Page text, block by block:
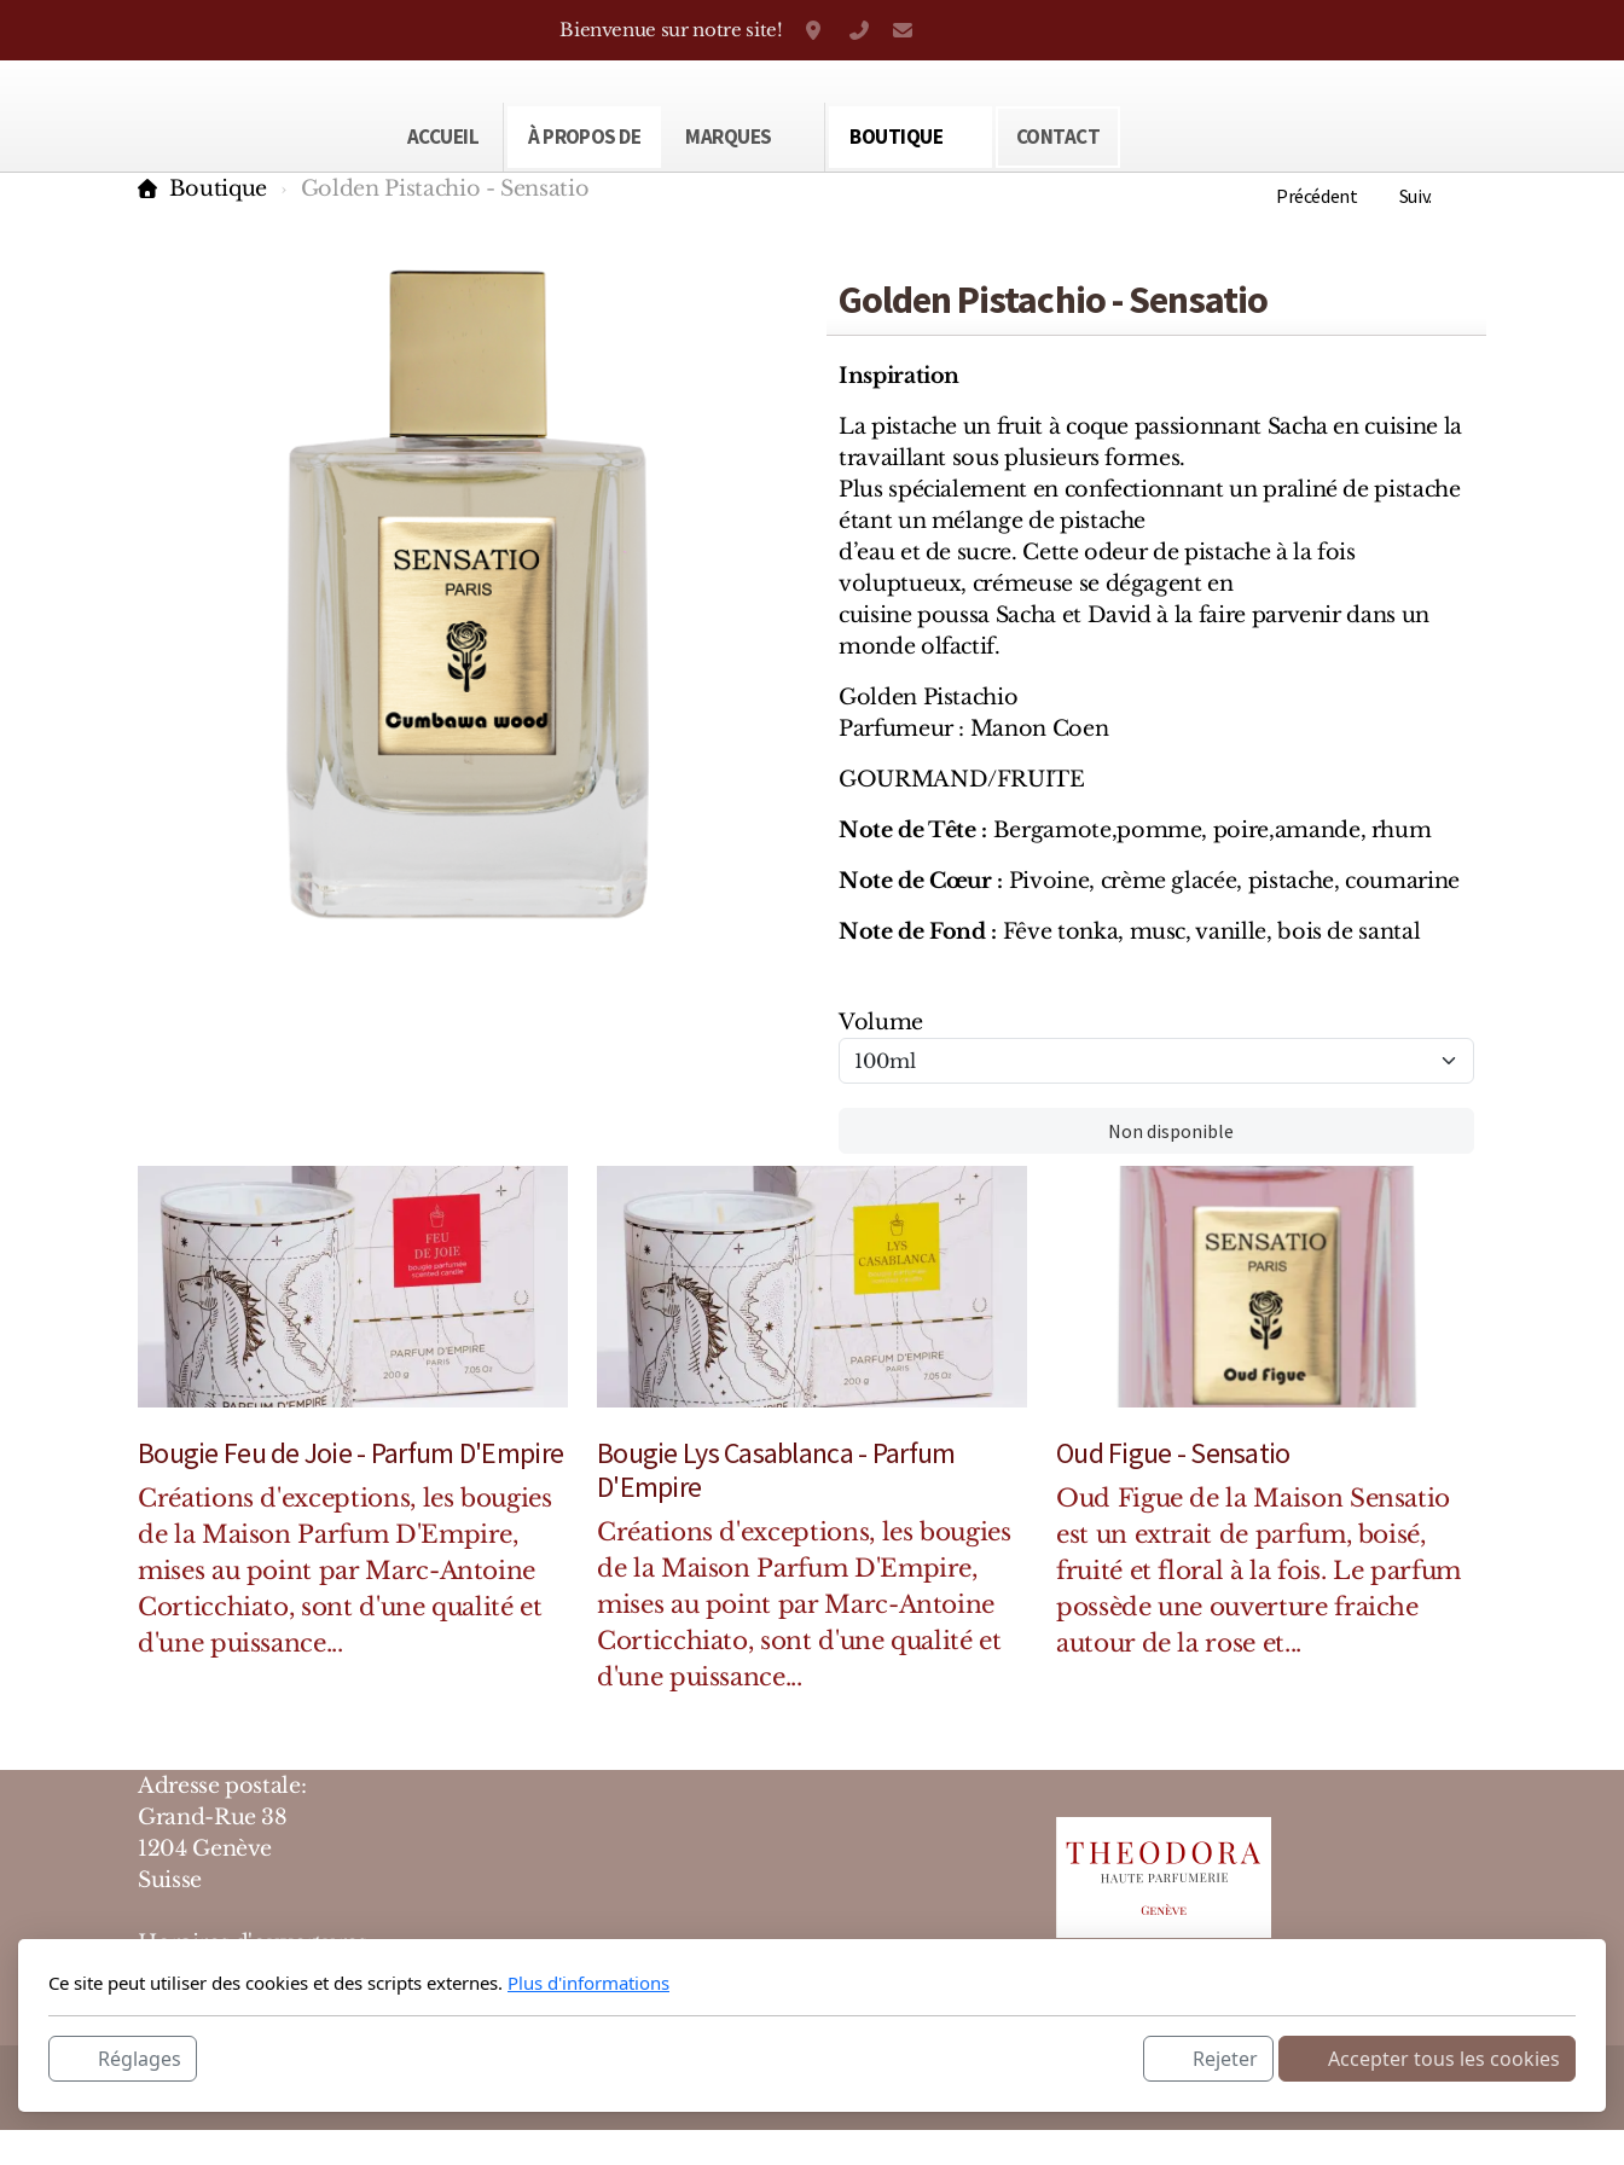
Bienvenue sur notre site! Grand-Rue 38, Genève
+41 22 310 38 75
ACCUEIL À PROPOS DE MARQUES BOUTIQUE CONTACT
Précédent Suiv.
Boutique Golden Pistachio - Sensatio
Golden Pistachio - Sensatio
Inspiration
La pistache un fruit à coque passionnant Sacha en cuisine la
travaillant sous plusieurs formes.
Plus spécialement en confectionnant un praliné de pistache
étant un mélange de pistache
d’eau et de sucre. Cette odeur de pistache à la fois
voluptueux, crémeuse se dégagent en
cuisine poussa Sacha et David à la faire parvenir dans un
monde olfactif.
Golden Pistachio
Parfumeur : Manon Coen
GOURMAND/FRUITE
Note de Tête : Bergamote,pomme, poire,amande, rhum
Note de Cœur : Pivoine, crème glacée, pistache, coumarine
Note de Fond : Fêve tonka, musc, vanille, bois de santal
Volume
Non disponible
Bougie Feu de Joie - Parfum D'Empire
Créations d'exceptions, les bougies
de la Maison Parfum D'Empire,
mises au point par Marc-Antoine
Corticchiato, sont d'une qualité et
d'une puissance...
Bougie Lys Casablanca - Parfum
D'Empire
Créations d'exceptions, les bougies
de la Maison Parfum D'Empire,
mises au point par Marc-Antoine
Corticchiato, sont d'une qualité et
d'une puissance...
Oud Figue - Sensatio
Oud Figue de la Maison Sensatio
est un extrait de parfum, boisé,
fruité et floral à la fois. Le parfum
possède une ouverture fraiche
autour de la rose et...
Adresse postale:
Grand-Rue 38
1204 Genève
Suisse
Horaires d'ouvertures :
10h-19h du lundi au vendredi
10h-18h le samedi
@ 2026 Theodora Haute Parfumerie vous propose ses parfums de niche et cosmétiques exclusifs
Ce site peut utiliser des cookies et des scripts externes. Plus d'informations
Réglages Rejeter Accepter tous les cookies